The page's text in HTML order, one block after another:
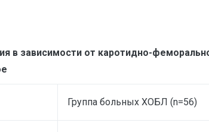
в зависимости от каротидно-
Группа больных ХОБЛ (n=56)